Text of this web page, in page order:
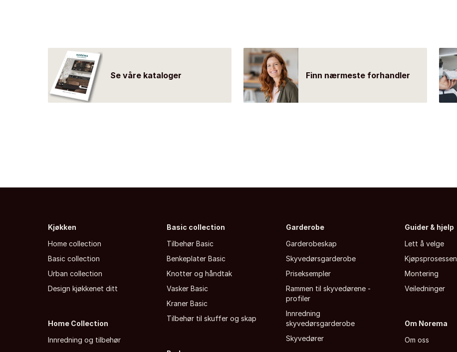
Se våre kataloger Finn nærmeste forhandler
Kjøkken
Home collection
Basic collection
Urban collection
Design kjøkkenet ditt
Home Collection
Innredning og tilbehør
Basic collection
Tilbehør Basic
Benkeplater Basic
Knotter og håndtak
Vasker Basic
Kraner Basic
Tilbehør til skuffer og skap
Garderobe
Garderobeskap
Skyvedørsgarderobe
Priseksempler
Rammen til skyvedørene -
profiler
Innredning
skyvedørsgarderobe
Skyvedører
Guider & hjelp
Lett å velge
Kjøpsprosessen
Montering
Veiledninger
Om Norema
Om oss